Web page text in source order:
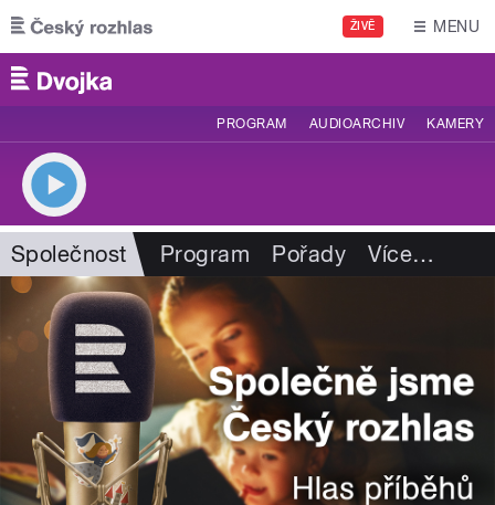
Přejít k hlavnímu obsahu
ŽIVĚ MENU
PROGRAM AUDIOARCHIV KAMERY
Společnost Program Pořady Více…